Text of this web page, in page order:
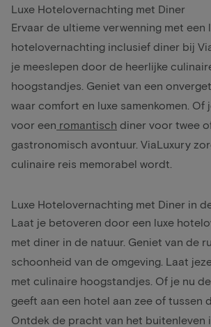
Luxe Hotelovernachting met Diner
Ervaar de ultieme verwenning met een
hotelovernachting inclusief diner bij
je meeslepen door de heerlijke
hoogstandjes. Geniet van een
waar comfort en luxe samenkomen. Of
voor een romantisch diner voor twee
gastronomisch avontuur. ViaLuxury
culinaire reis memorabel wordt.
Luxe Hotelovernachting met Diner in
Laat je betoveren door een luxe
met diner in de natuur. Geniet van de
schoonheid van de omgeving. Laat
met culinaire hoogstandjes. Of je nu
geeft aan een hotel aan zee of tussen
Ontdek de pracht van het buitenleven